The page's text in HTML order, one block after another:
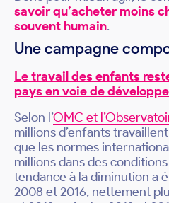
savoir qu’acheter moins
souvent humain.
Une campagne
Le travail des enfants
pays en voie de
Selon l’OMC et
millions d’enfants
que les normes
millions dans des
tendance à la diminution a
2008 et 2016, nettement